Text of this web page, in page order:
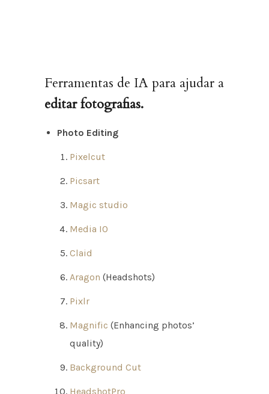
Ferramentas de IA para ajudar a
editar fotografias.
Photo Editing
Pixelcut
Picsart
Magic studio
Media IO
Claid
Aragon (Headshots)
Pixlr
Magnific (Enhancing photos’
quality)
Background Cut
HeadshotPro